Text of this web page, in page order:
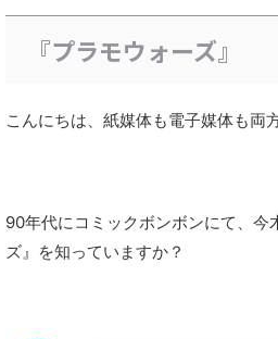
『プラモウォーズ』
こんにちは、紙媒体も電子媒体も両
90年代にコミックボンボンにて、
ズ』を知っていますか？